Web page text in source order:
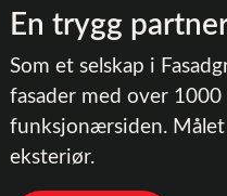
En trygg
Som et selskap i
fasader med over
funksjonærsiden.
eksteriør.